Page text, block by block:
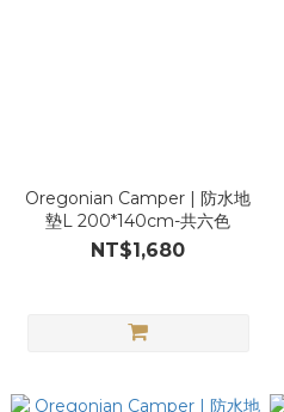
Oregonian Camper | 防水地
墊L 200*140cm-共六色
NT$1,680